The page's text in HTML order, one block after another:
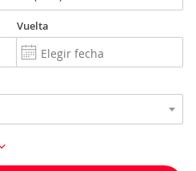
Vuelta